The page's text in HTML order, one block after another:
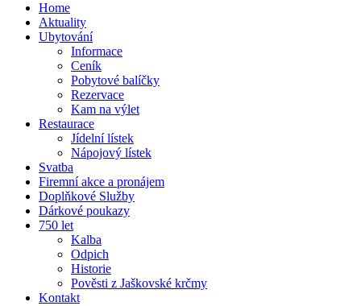
Home
Aktuality
Ubytování
Informace
Ceník
Pobytové balíčky
Rezervace
Kam na výlet
Restaurace
Jídelní lístek
Nápojový lístek
Svatba
Firemní akce a pronájem
Doplňkové Služby
Dárkové poukazy
750 let
Kalba
Odpich
Historie
Pověsti z Jaškovské krčmy
Kontakt